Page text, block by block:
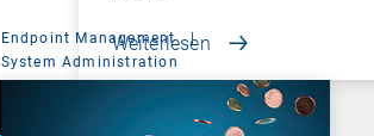
Weiterlesen
Endpoint Management
|
System Administration